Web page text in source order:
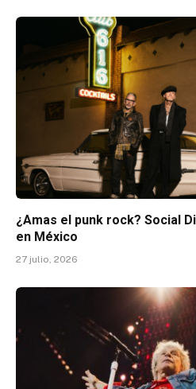
¿Amas el punk rock? Social
en México
27 julio, 2026